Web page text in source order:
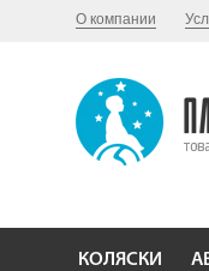
О компании
КОЛЯСКИ